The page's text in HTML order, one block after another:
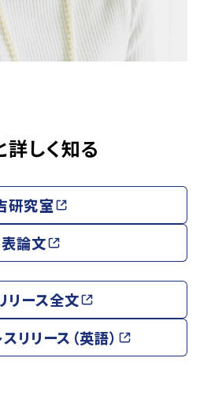
しく知る
研究室
論文
リース全文
リリース（英語）